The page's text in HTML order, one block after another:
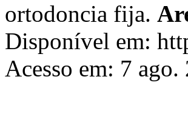
ortodoncia fija.
Disponível em:
Acesso em: 7 ago.